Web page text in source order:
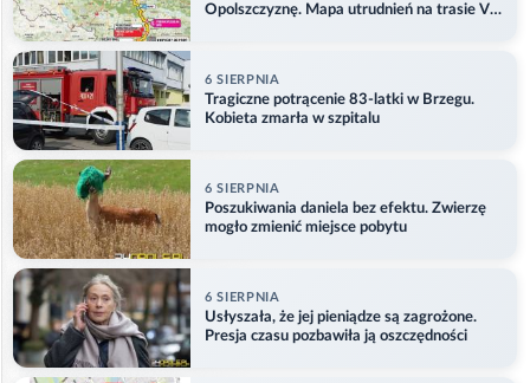
Opolszczyznę. Mapa utrudnień na trasie V
6 SIERPNIA
Tragiczne potrącenie 83-latki w Brzegu.
Kobieta zmarła w szpitalu
6 SIERPNIA
Poszukiwania daniela bez efektu. Zwierzę
mogło zmienić miejsce pobytu
6 SIERPNIA
Usłyszała, że jej pieniądze są zagrożone.
Presja czasu pozbawiła ją oszczędności